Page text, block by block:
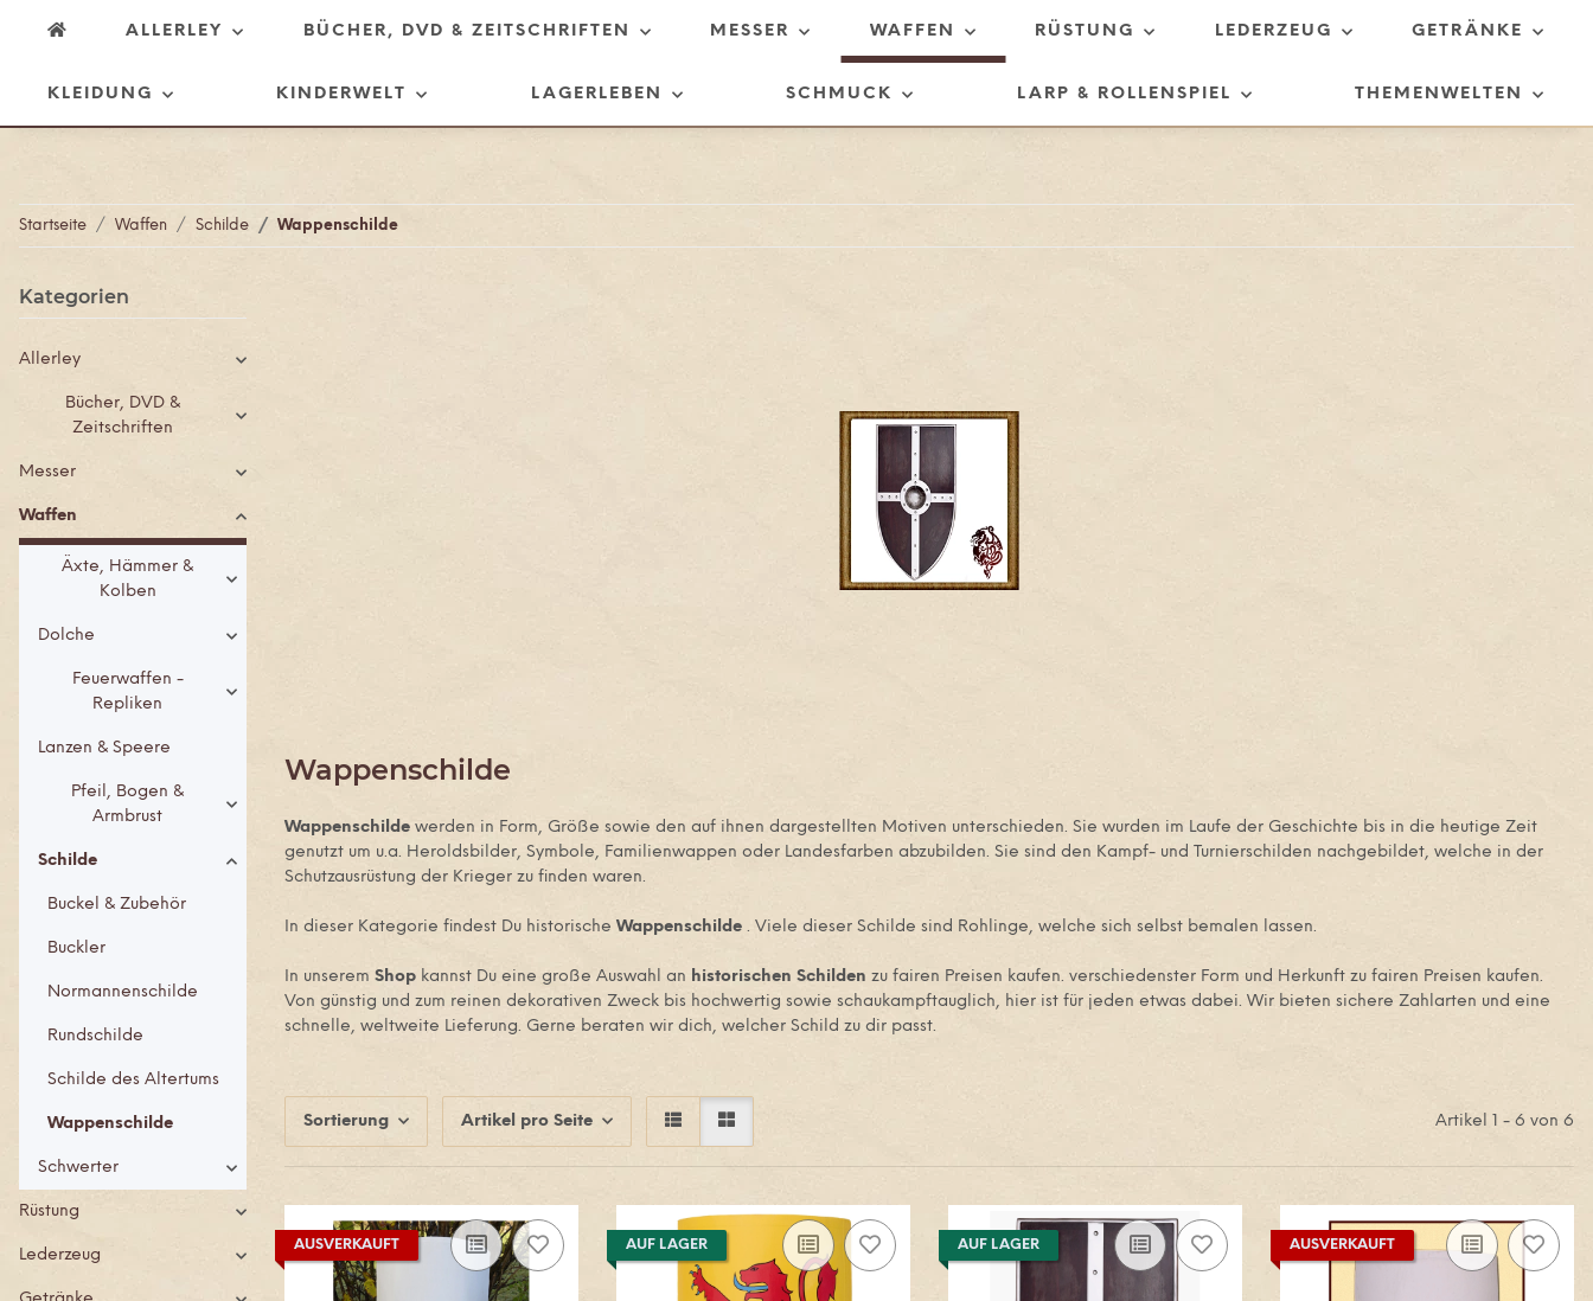
ALLERLEY BÜCHER, DVD & ZEITSCHRIFTEN MESSER WAFFEN RÜSTUNG LEDERZEUG GETRÄNKE
KLEIDUNG KINDERWELT LAGERLEBEN SCHMUCK LARP & ROLLENSPIEL THEMENWELTEN
Startseite Waffen Schilde Wappenschilde
Wappenschilde
Wappenschilde werden in Form, Größe sowie den auf ihnen dargestellten Motiven unterschieden. Sie wurden im Laufe der Geschichte bis in die heutige Zeit
genutzt um u.a. Heroldsbilder, Symbole, Familienwappen oder Landesfarben abzubilden. Sie sind den Kampf- und Turnierschilden nachgebildet, welche in der
Schutzausrüstung der Krieger zu finden waren.
In dieser Kategorie findest Du historische Wappenschilde . Viele dieser Schilde sind Rohlinge, welche sich selbst bemalen lassen.
In unserem Shop kannst Du eine große Auswahl an historischen Schilden zu fairen Preisen kaufen. verschiedenster Form und Herkunft zu fairen Preisen kaufen.
Von günstig und zum reinen dekorativen Zweck bis hochwertig sowie schaukampftauglich, hier ist für jeden etwas dabei. Wir bieten sichere Zahlarten und eine
schnelle, weltweite Lieferung. Gerne beraten wir dich, welcher Schild zu dir passt.
Sortierung Artikel pro Seite Artikel 1 - 6 von 6
AUSVERKAUFT AUF LAGER AUF LAGER AUSVERKAUFT
Kategorien
Allerley
Bücher, DVD &
Zeitschriften
Messer
Waffen
Äxte, Hämmer &
Kolben
Dolche
Feuerwaffen -
Repliken
Lanzen & Speere
Pfeil, Bogen &
Armbrust
Schilde
Buckel & Zubehör
Buckler
Normannenschilde
Rundschilde
Schilde des Altertums
Wappenschilde
Schwerter
Rüstung
Lederzeug